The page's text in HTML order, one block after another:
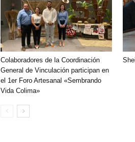
Colaboradores de la Coordinación
General de Vinculación participan en
el 1er Foro Artesanal «Sembrando
Vida Colima»